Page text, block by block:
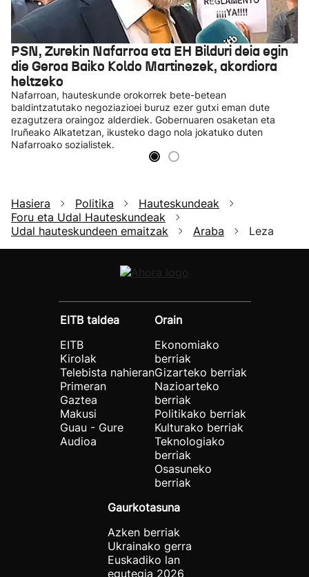
PSN, Zurekin Nafarroa eta EH Bilduri deia egin
die Geroa Baiko Koldo Martinezek, akordiora
heltzeko
Nafarroan, hauteskunde orokorrek bete-betean
baldintzatutako negoziazioei buruz ezer gutxi eman dute
ezagutzera oraingoz alderdiek. Gobernuaren osaketan eta
Iruñeako Alkatetzan, ikusteko dago nola jokatuko duten
Nafarroako sozialistek.
Hasiera Politika
Hauteskundeak
Foru eta Udal Hauteskundeak
Udal hauteskundeen emaitzak
Araba Leza
EITB taldea
EITB
Kirolak
Telebista nahieran
Primeran
Gaztea
Makusi
Guau - Gure
Audioa
Orain
Ekonomiako
berriak
Gizarteko berriak
Nazioarteko
berriak
Politikako berriak
Kulturako berriak
Teknologiako
berriak
Osasuneko
berriak
Gaurkotasuna
Azken berriak
Ukrainako gerra
Euskadiko lan
egutegia 2026